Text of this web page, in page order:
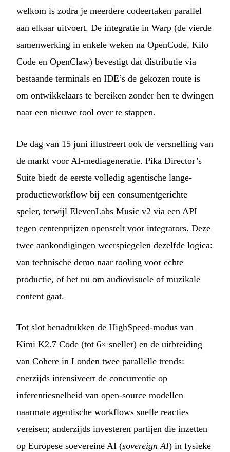
welkom is zodra je meerdere codeertaken parallel
aan elkaar uitvoert. De integratie in Warp (de vierde
samenwerking in enkele weken na OpenCode, Kilo
Code en OpenClaw) bevestigt dat distributie via
bestaande terminals en IDE’s de gekozen route is
om ontwikkelaars te bereiken zonder hen te dwingen
naar een nieuwe tool over te stappen.
De dag van 15 juni illustreert ook de versnelling van
de markt voor AI-mediageneratie. Pika Director’s
Suite biedt de eerste volledig agentische lange-
productieworkflow bij een consumentgerichte
speler, terwijl ElevenLabs Music v2 via een API
tegen centenprijzen openstelt voor integrators. Deze
twee aankondigingen weerspiegelen dezelfde logica:
van technische demo naar tooling voor echte
productie, of het nu om audiovisuele of muzikale
content gaat.
Tot slot benadrukken de HighSpeed-modus van
Kimi K2.7 Code (tot 6× sneller) en de uitbreiding
van Cohere in Londen twee parallelle trends:
enerzijds intensiveert de concurrentie op
inferentiesnelheid van open-source modellen
naarmate agentische workflows snelle reacties
vereisen; anderzijds investeren partijen die inzetten
op Europese soevereine AI (sovereign AI) in fysieke